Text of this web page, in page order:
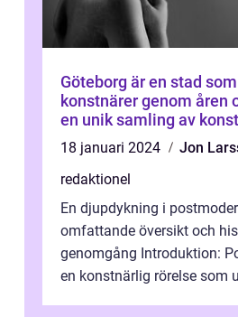
Göteborg är en stad
konstnärer genom åren
en unik samling av
representerar staden
18 januari 2024
Jon
redaktionel
En djupdykning i
omfattande översikt och
genomgång Introduktion:
en konstnärlig rörelse som